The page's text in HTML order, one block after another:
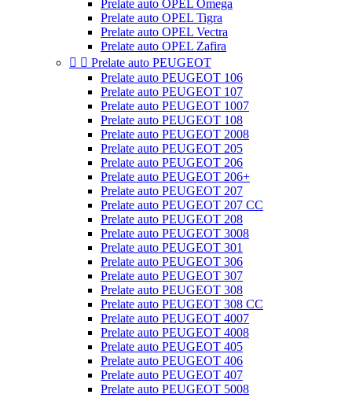
Prelate auto OPEL Omega
Prelate auto OPEL Tigra
Prelate auto OPEL Vectra
Prelate auto OPEL Zafira
  Prelate auto PEUGEOT
Prelate auto PEUGEOT 106
Prelate auto PEUGEOT 107
Prelate auto PEUGEOT 1007
Prelate auto PEUGEOT 108
Prelate auto PEUGEOT 2008
Prelate auto PEUGEOT 205
Prelate auto PEUGEOT 206
Prelate auto PEUGEOT 206+
Prelate auto PEUGEOT 207
Prelate auto PEUGEOT 207 CC
Prelate auto PEUGEOT 208
Prelate auto PEUGEOT 3008
Prelate auto PEUGEOT 301
Prelate auto PEUGEOT 306
Prelate auto PEUGEOT 307
Prelate auto PEUGEOT 308
Prelate auto PEUGEOT 308 CC
Prelate auto PEUGEOT 4007
Prelate auto PEUGEOT 4008
Prelate auto PEUGEOT 405
Prelate auto PEUGEOT 406
Prelate auto PEUGEOT 407
Prelate auto PEUGEOT 5008